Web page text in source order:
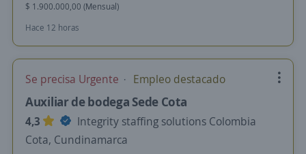
$ 1.900.000,00 (Mensual)
Hace 12 horas
Se precisa Urgente Empleo destacado
Auxiliar de bodega Sede Cota
4,3
Integrity staffing solutions Colombia
Cota, Cundinamarca